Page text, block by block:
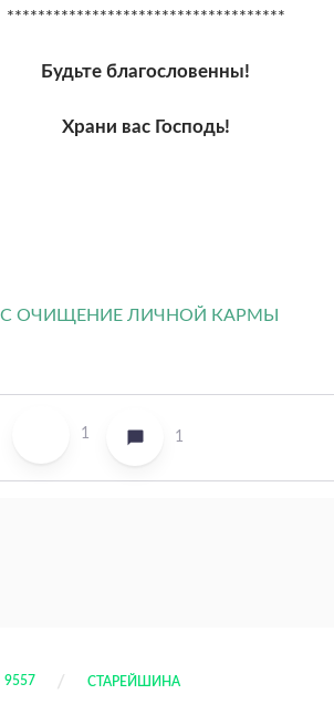
************************************
Будьте благословенны!
Храни вас Господь!
1 1
9557 СТАРЕЙШИНА